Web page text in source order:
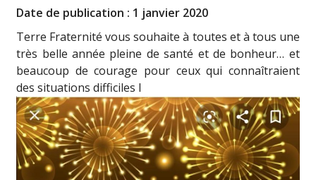
Date de publication : 1 janvier 2020
Terre Fraternité vous souhaite à toutes et à tous une
très belle année pleine de santé et de bonheur… et
beaucoup de courage pour ceux qui connaîtraient
des situations difficiles l